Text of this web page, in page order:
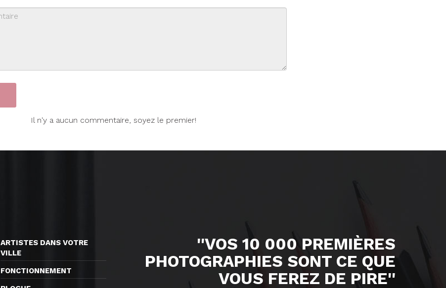
Il n'y a aucun commentaire, soyez le premier!
ARTISTES DANS VOTRE
VILLE
FONCTIONNEMENT
''VOS 10 000 PREMIÈRES
PHOTOGRAPHIES SONT CE QUE
VOUS FEREZ DE PIRE''